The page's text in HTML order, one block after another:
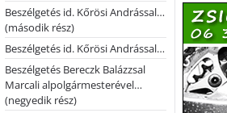
Beszélgetés id. Kőrösi Andrással…
(második rész)
Beszélgetés id. Kőrösi Andrással…
Beszélgetés Bereczk Balázzsal
Marcali alpolgármesterével…
(negyedik rész)